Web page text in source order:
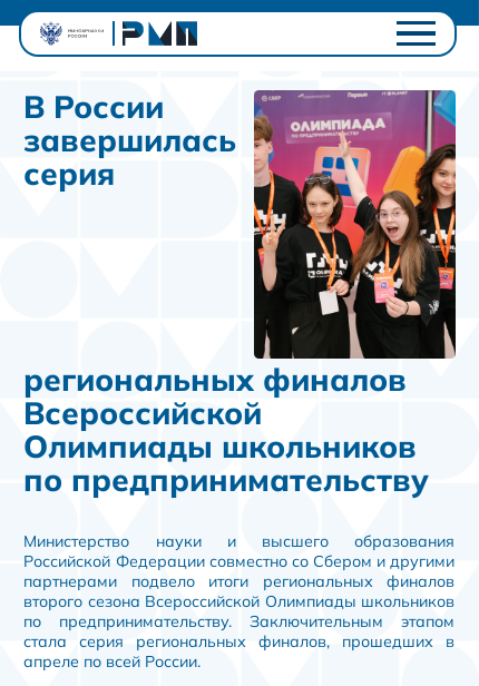
Студентам
Университетам
Ключевые проекты
В России
завершилась
серия
региональных финалов
Всероссийской
Олимпиады школьников
по предпринимательству
Министерство науки и высшего образования
Российской Федерации совместно со Сбером и другими
партнерами подвело итоги региональных финалов
второго сезона Всероссийской Олимпиады школьников
по предпринимательству. Заключительным этапом
стала серия региональных финалов, прошедших в
апреле по всей России.